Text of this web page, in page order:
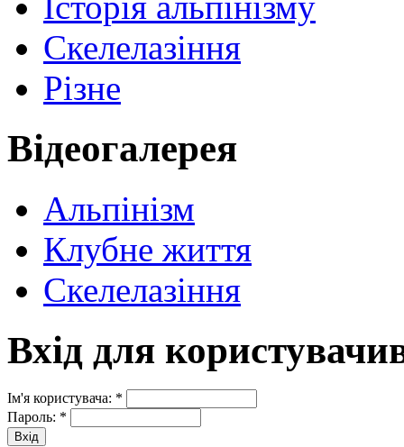
Скелелазіння
Різне
Відеогалерея
Альпінізм
Клубне життя
Скелелазіння
Вхід для
Ім'я користувача: *
Пароль: *